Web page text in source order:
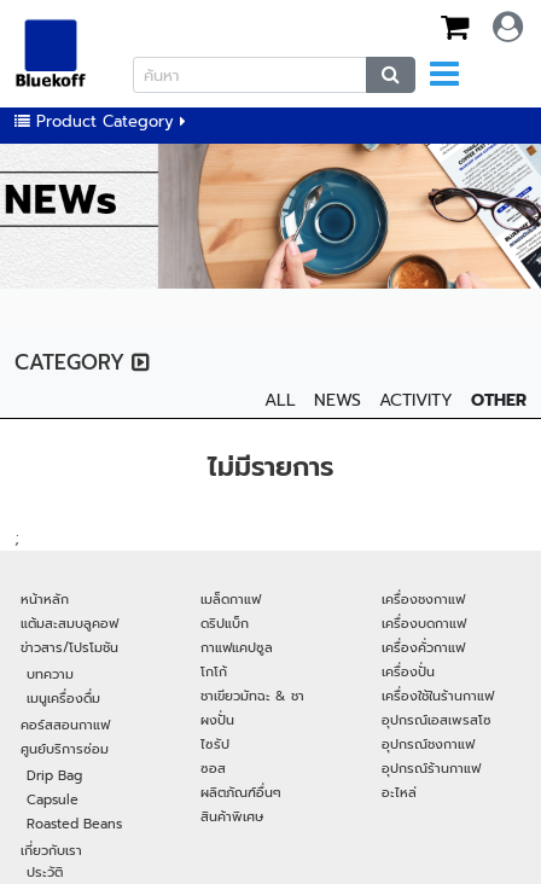
Product Category
CATEGORY
ALL NEWS ACTIVITY OTHER
ไม่มีรายการ
;
หน้าหลัก
แต้มสะสมบลูคอฟ
ข่าวสาร/โปรโมชัน
บทความ
เมนูเครื่องดื่ม
คอร์สสอนกาแฟ
ศูนย์บริการซ่อม
Drip Bag
Capsule
Roasted Beans
เกี่ยวกับเรา
ประวัติ
เมล็ดกาแฟ
ดริปแบ็ก
กาแฟแคปซูล
โกโก้
ชาเขียวมัทฉะ & ชา
ผงปั่น
ไซรัป
ซอส
ผลิตภัณฑ์อื่นๆ
สินค้าพิเศษ
เครื่องชงกาแฟ
เครื่องบดกาแฟ
เครื่องคั่วกาแฟ
เครื่องปั่น
เครื่องใช้ในร้านกาแฟ
อุปกรณ์เอสเพรสโซ
อุปกรณ์ชงกาแฟ
อุปกรณ์ร้านกาแฟ
อะไหล่